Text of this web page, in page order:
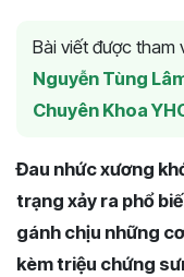
Bài viết được tham
Nguyễn Tùng
Chuyên Khoa
Đau nhức xương
trạng xảy ra phổ
gánh chịu những
kèm triệu chứng